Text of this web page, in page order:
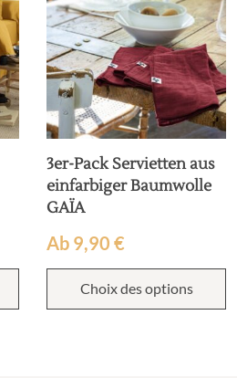
3er-Pack Servietten aus
einfarbiger Baumwolle
GAÏA
Ab 9,90 €
Choix des options